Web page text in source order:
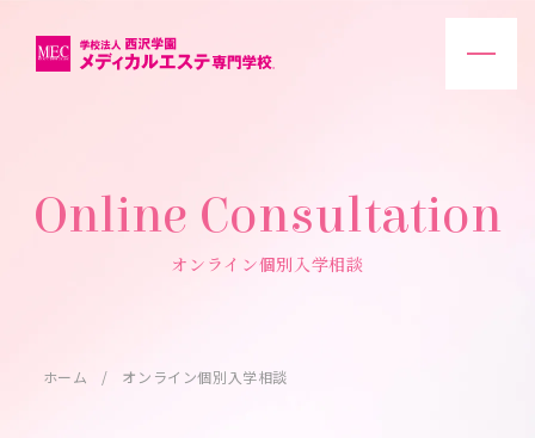
Online Consultation
オンライン個別入学相談
ホーム オンライン個別入学相談